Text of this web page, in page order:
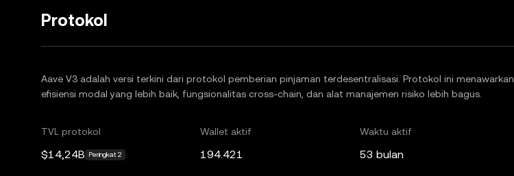
Protokol
Aave V3 adalah versi terkini dari protokol pemberian pinjaman terdesentralisasi. Protokol ini menawarkan
efisiensi modal yang lebih baik, fungsionalitas cross-chain, dan alat manajemen risiko lebih bagus.
TVL protokol
$14,24B Peringkat 2
Wallet aktif
194.421
Waktu aktif
53 bulan